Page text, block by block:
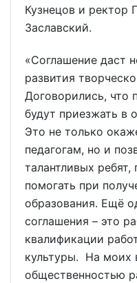
Кузнецов и ректор
Заславский.
«Соглашение даст
развития
Договорились, что
будут приезжать в
Это не только
педагогам, но и
талантливых
помогать при
образования. Ещё
соглашения – это
квалификации
культуры. На моих
общественностью